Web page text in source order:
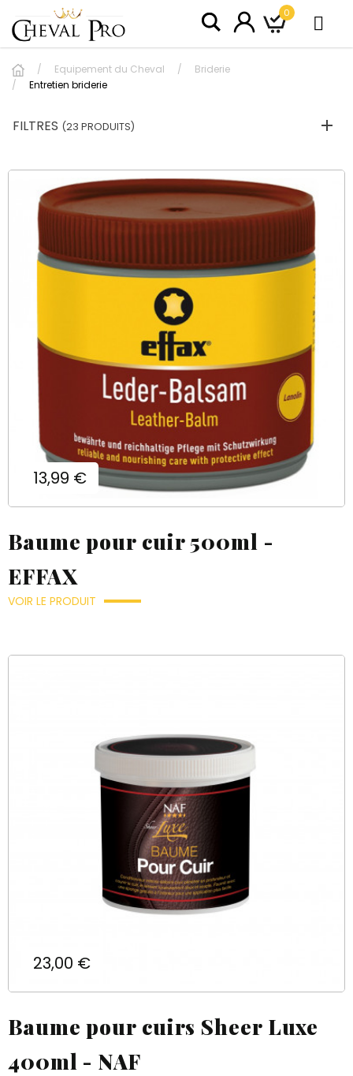
0
Equipement du Cheval
Briderie
Entretien briderie
FILTRES (23 PRODUITS)
Prix
13,99 €
Baume pour cuir 500ml -
EFFAX
VOIR LE PRODUIT
Prix
23,00 €
Baume pour cuirs Sheer Luxe
400ml - NAF